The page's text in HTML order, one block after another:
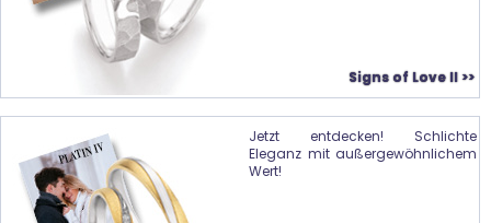
Signs of Love II >>
Jetzt entdecken! Schlichte
Eleganz mit außergewöhnlichem
Wert!